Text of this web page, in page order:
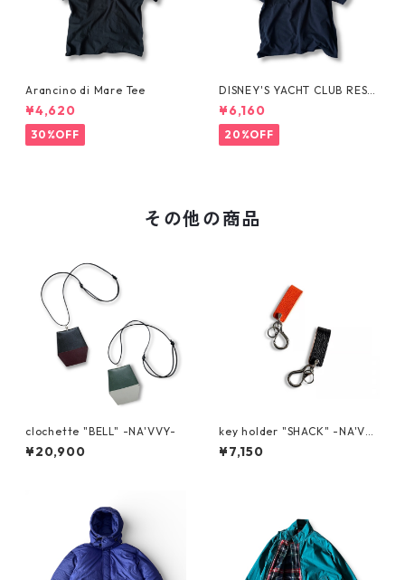
Arancino di Mare Tee
¥4,620
30%OFF
DISNEY'S YACHT CLUB RESO
RT Tee
¥6,160
20%OFF
その他の商品
clochette "BELL" -NA'VVY-
¥20,900
key holder "SHACK" -NA'VV
Y-
¥7,150